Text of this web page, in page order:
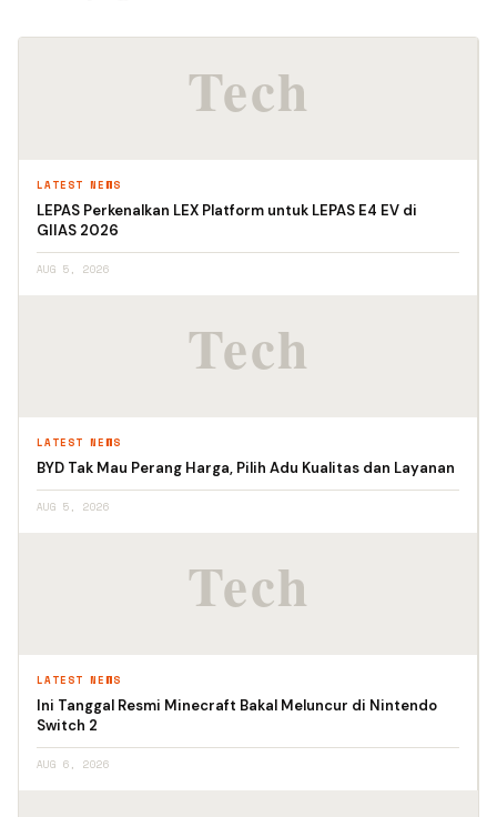
LATEST NEWS
LEPAS Perkenalkan LEX Platform untuk LEPAS E4 EV di
GIIAS 2026
AUG 5, 2026
LATEST NEWS
BYD Tak Mau Perang Harga, Pilih Adu Kualitas dan Layanan
AUG 5, 2026
LATEST NEWS
Ini Tanggal Resmi Minecraft Bakal Meluncur di Nintendo
Switch 2
AUG 6, 2026